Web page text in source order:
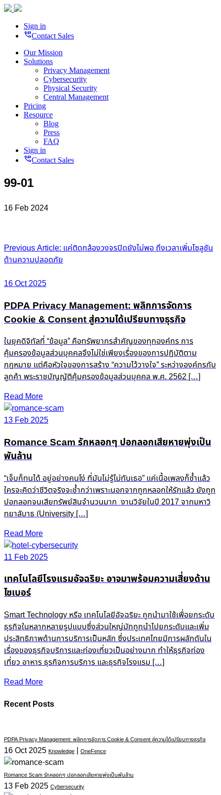
Sign in
perm_phone_msgContact Sales
Our Mission
Solutions
Privacy Management
Cybersecurity
Physical Security
Central Management
Pricing
Resource
Blog
Press
FAQ
Sign in
perm_phone_msgContact Sales
99-01
16 Feb 2024
Post
navigation
Previous Article: แค่ติดกล้องวงจรปิดยังไม่พอ ถึงเวลาเพิ่มโซลูชัน
ด้านความปลอดภัย
16 Oct 2025
PDPA Privacy Management: พลิกการจัดการ
Cookie & Consent สู่ความได้เปรียบทางธุรกิจ
ในยุคดิจิทัลที่ “ข้อมูล” คือทรัพยากรสำคัญของทุกองค์กร การ
คุ้มครองข้อมูลส่วนบุคคลจึงไม่ใช่เพียงเรื่องของการปฏิบัติตาม
กฎหมาย แต่คือหัวใจของการสร้าง “ความไว้วางใจ” ระหว่างองค์กรกับ
ลูกค้า พระราชบัญญัติคุ้มครองข้อมูลส่วนบุคคล พ.ศ. 2562 […]
Read More
13 Feb 2025
Romance Scam รักหลอกๆ ปอกลอกเสียหายพุ่งเป็น
พันล้าน
“เจ็บก็ทนได้ อยู่อย่างคนโง่ ที่มันไม่รู้ไม่ทันเธอ” แค่เนื้อเพลงก็ช้ำแล้ว
ใครจะคิดว่าชีวิตจริงจะช้ำกว่าเพราะนอกจากถูกหลอกให้รักแล้ว ยังถูก
ปอกลอกจนเสียทรัพย์สินจำนวนมาก งานวิจัยในปี 2017 จากมหาวิ
ทยาลับาธ (University […]
Read More
11 Feb 2025
เทคโนโลยีโรงแรมอัจฉริยะ อาจมาพร้อมความเสี่ยงด้าน
ไซเบอร์
Smart Technology หรือ เทคโนโลยีอัจฉริยะ ถูกนำมาใช้เพื่อยกระดับ
ธุรกิจในหลากหลายรูปแบบซึ่งส่วนใหญ่มักถูกนำไปยกระดับและเพิ่ม
ประสิทธิภาพด้านการบริการเป็นหลัก ซึ่งประเทศไทยมีการผลักดันใน
เรื่องของธุรกิจบริการและท่องเที่ยวเป็นอย่างมาก ทำให้ธุรกิจท่อง
เที่ยว อาหาร ธุรกิจการบริการ และธุรกิจโรงแรม […]
Read More
Recent Posts
PDPA Privacy Management: พลิกการจัดการ Cookie & Consent สู่ความได้เปรียบทางธุรกิจ
16 Oct 2025 Knowledge | OneFence
Romance Scam รักหลอกๆ ปอกลอกเสียหายพุ่งเป็นพันล้าน
13 Feb 2025 Cybersecurity